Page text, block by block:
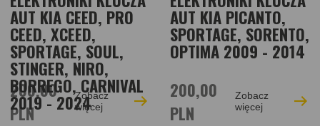
AUT KIA CEED, PRO
CEED, XCEED,
SPORTAGE, SOUL,
STINGER, NIRO,
BORREGO, CARNIVAL
2019 - 2024
200,00
PLN
Zobacz
więcej
AUT KIA PICANTO,
SPORTAGE, SORENTO,
OPTIMA 2009 - 2014
200,00
PLN
Zobacz
więcej